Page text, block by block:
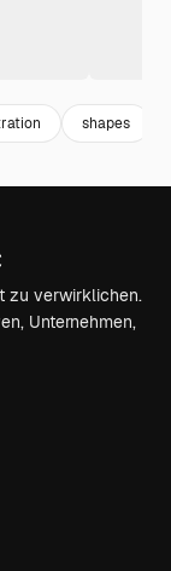
shapes
zu verwirklichen.
Unternehmen,